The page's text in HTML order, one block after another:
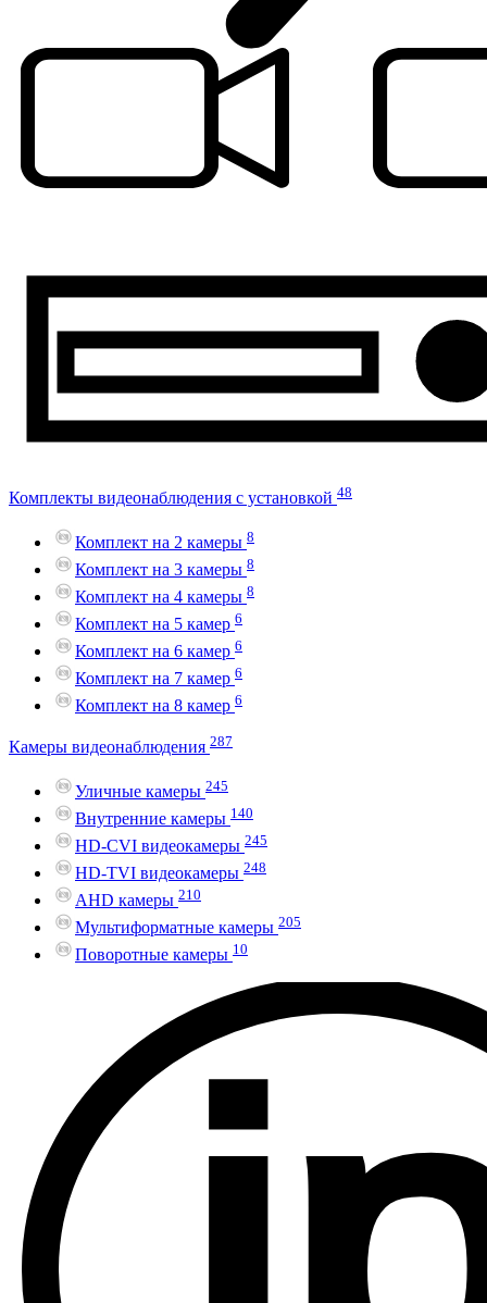
Комплекты видеонаблюдения с установкой 48
Комплект на 2 камеры 8
Комплект на 3 камеры 8
Комплект на 4 камеры 8
Комплект на 5 камер 6
Комплект на 6 камер 6
Комплект на 7 камер 6
Комплект на 8 камер 6
Камеры видеонаблюдения 287
Уличные камеры 245
Внутренние камеры 140
HD-CVI видеокамеры 245
HD-TVI видеокамеры 248
AHD камеры 210
Мультиформатные камеры 205
Поворотные камеры 10